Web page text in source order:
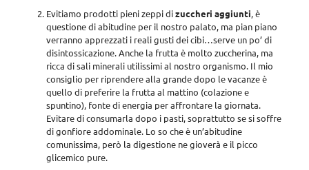
Evitiamo prodotti pieni zeppi dizuccheri aggiunti, è
questione di abitudine per il nostro palato, ma pian piano
verranno apprezzati i reali gusti dei cibi…serve un po’ di
disintossicazione. Anche la frutta è molto zuccherina, ma
ricca di sali minerali utilissimi al nostro organismo. Il mio
consiglio per riprendere alla grande dopo le vacanze è
quello di preferire la frutta al mattino (colazione e
spuntino), fonte di energia per affrontare la giornata.
Evitare di consumarla dopo i pasti, soprattutto se si soffre
di gonfiore addominale. Lo so che è un’abitudine
comunissima, però la digestione ne gioverà e il picco
glicemico pure.